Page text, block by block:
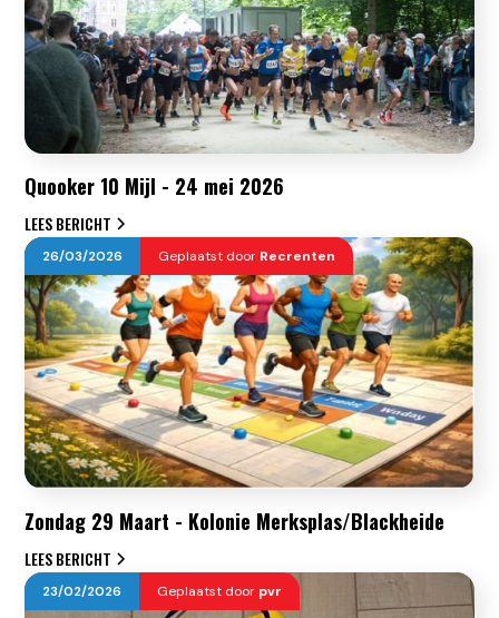
Quooker 10 Mijl - 24 mei 2026
LEES BERICHT
26/03/2026 Geplaatst door Recrenten
Zondag 29 Maart - Kolonie Merksplas/Blackheide
LEES BERICHT
23/02/2026 Geplaatst door pvr